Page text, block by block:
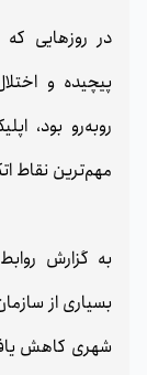
در روزهایی
پیچیده و
روبه‌رو بود،
مهم‌ترین نقاط
به گزارش
بسیاری از
شهری کاهش